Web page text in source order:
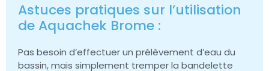
Astuces pratiques sur l’utilisation
de Aquachek Brome :
Pas besoin d’effectuer un prélèvement d’eau du
bassin, mais simplement tremper la bandelette